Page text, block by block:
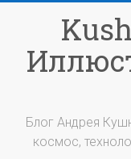
содержимому
Блог Андрея
космос,